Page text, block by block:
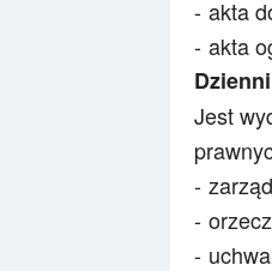
akta
akta
Jest